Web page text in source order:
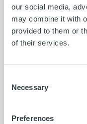
our social media,
may combine it with
provided to them or
of their services.
Selection
Necessary
Preferences
Nous avons
distinguée,
vraiment